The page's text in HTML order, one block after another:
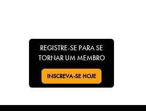
REGISTRE-SE PARA SE
TORNAR UM MEMBRO
VÁ PARA:
INSCREVA-SE HOJE